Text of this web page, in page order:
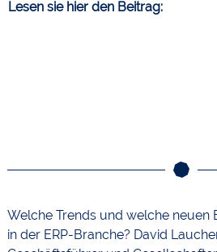
Lesen sie hier den Beitrag:
Welche Trends und welche neuen
in der ERP-Branche? David